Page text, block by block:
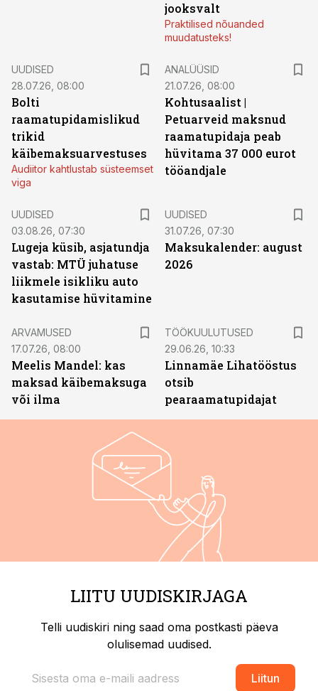
jooksvalt
Praktilised nõuanded
muudatusteks!
UUDISED
28.07.26, 08:00
Bolti
raamatupidamislikud
trikid
käibemaksuarvestuses
Audiitor kahtlustab süsteemset
viga
ANALÜÜSID
21.07.26, 08:00
Kohtusaalist |
Petuarveid maksnud
raamatupidaja peab
hüvitama 37 000 eurot
tööandjale
UUDISED
03.08.26, 07:30
Lugeja küsib, asjatundja
vastab: MTÜ juhatuse
liikmele isikliku auto
kasutamise hüvitamine
UUDISED
31.07.26, 07:30
Maksukalender: august
2026
ARVAMUSED
17.07.26, 08:00
Meelis Mandel: kas
maksad käibemaksuga
või ilma
TÖÖKUULUTUSED
29.06.26, 10:33
Linnamäe Lihatööstus
otsib
pearaamatupidajat
LIITU UUDISKIRJAGA
Telli uudiskiri ning saad oma postkasti päeva
olulisemad uudised.
Liitun